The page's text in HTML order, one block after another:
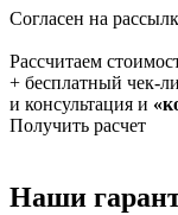
Согласен на
Рассчитаем
+ бесплатный чек-
и консультация и
Получить расчет
Наши